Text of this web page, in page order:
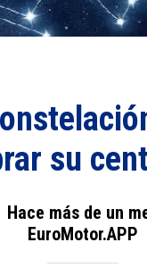
su
Hace más de un
EuroMotor.APP